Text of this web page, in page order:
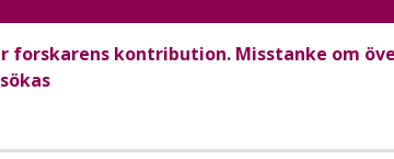
forskarens kontribution. Misstanke om